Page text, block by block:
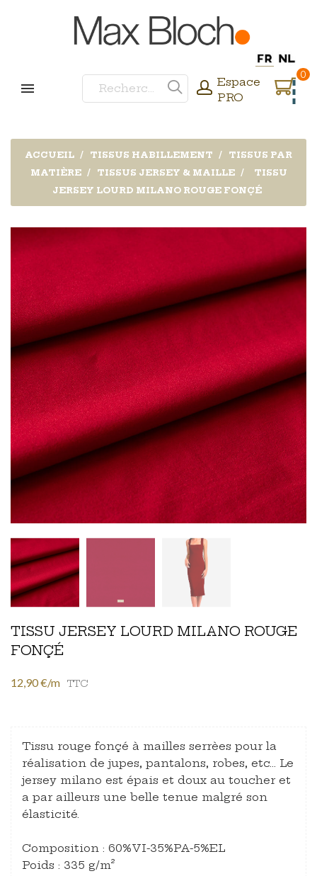
Espace
PRO
0
ACCUEIL TISSUS HABILLEMENT
TISSUS PAR
MATIÈRE
TISSUS JERSEY & MAILLE
TISSU
JERSEY LOURD MILANO ROUGE FONÇÉ
TISSU JERSEY LOURD MILANO ROUGE
FONÇÉ
12,90 €/m TTC
Tissu rouge fonçé à mailles serrèes pour la
réalisation de jupes, pantalons, robes, etc... Le
jersey milano est épais et doux au toucher et
a par ailleurs une belle tenue malgré son
élasticité.
Composition : 60%VI-35%PA-5%EL
Poids : 335 g/m²